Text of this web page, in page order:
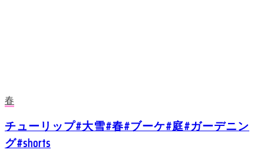
春
チューリップ#大雪#春#ブーケ#庭#ガーデニン
グ#shorts